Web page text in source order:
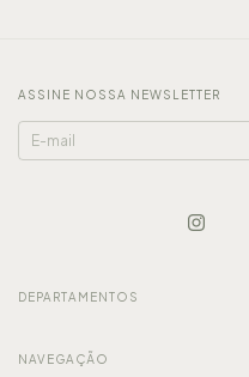
ASSINE NOSSA NEWSLETTER
DEPARTAMENTOS
NAVEGAÇÃO